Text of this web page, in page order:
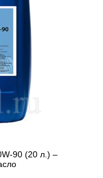
90 (20 л.) –